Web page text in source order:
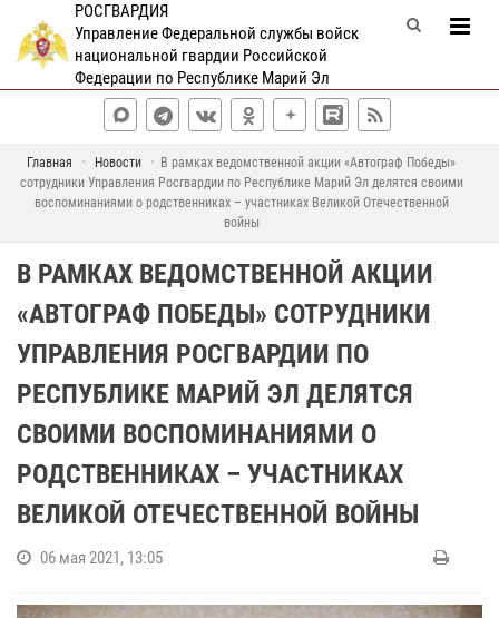
РОСГВАРДИЯ
Управление Федеральной службы войск
национальной гвардии Российской
Федерации по Республике Марий Эл
Главная Новости
В рамках ведомственной акции «Автограф Победы»
сотрудники Управления Росгвардии по Республике Марий Эл делятся своими
воспоминаниями о родственниках – участниках Великой Отечественной
войны
В РАМКАХ ВЕДОМСТВЕННОЙ АКЦИИ
«АВТОГРАФ ПОБЕДЫ» СОТРУДНИКИ
УПРАВЛЕНИЯ РОСГВАРДИИ ПО
РЕСПУБЛИКЕ МАРИЙ ЭЛ ДЕЛЯТСЯ
СВОИМИ ВОСПОМИНАНИЯМИ О
РОДСТВЕННИКАХ – УЧАСТНИКАХ
ВЕЛИКОЙ ОТЕЧЕСТВЕННОЙ ВОЙНЫ
06 мая 2021, 13:05